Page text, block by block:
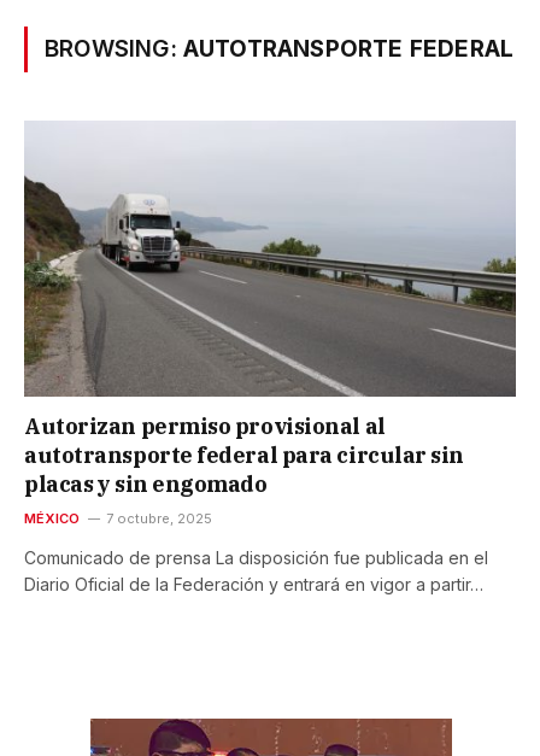
BROWSING: AUTOTRANSPORTE FEDERAL
Autorizan permiso provisional al
autotransporte federal para circular sin
placas y sin engomado
MÉXICO 7 octubre, 2025
Comunicado de prensa La disposición fue publicada en el
Diario Oficial de la Federación y entrará en vigor a partir…